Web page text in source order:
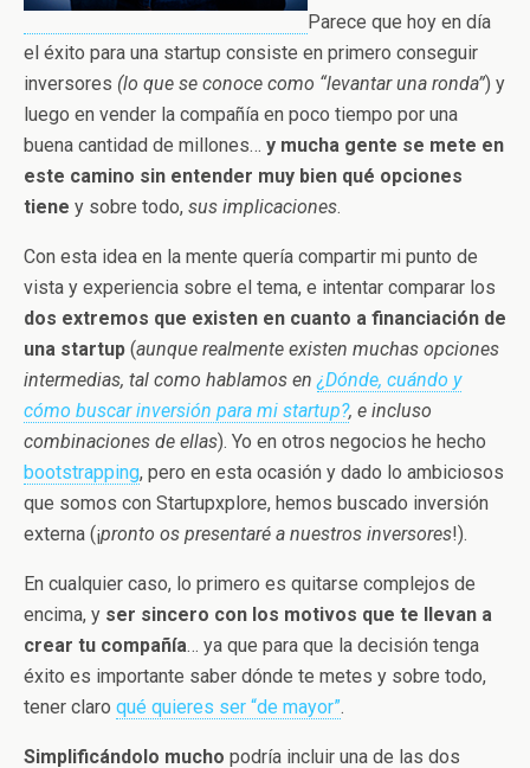
Parece que hoy en día
el éxito para una startup consiste en primero conseguir
inversores (lo que se conoce como “levantar una ronda”) y
luego en vender la compañía en poco tiempo por una
buena cantidad de millones… y mucha gente se mete en
este camino sin entender muy bien qué opciones
tiene y sobre todo, sus implicaciones.
Con esta idea en la mente quería compartir mi punto de
vista y experiencia sobre el tema, e intentar comparar los
dos extremos que existen en cuanto a financiación de
una startup (aunque realmente existen muchas opciones
intermedias, tal como hablamos en ¿Dónde, cuándo y
cómo buscar inversión para mi startup?, e incluso
combinaciones de ellas). Yo en otros negocios he hecho
bootstrapping, pero en esta ocasión y dado lo ambiciosos
que somos con Startupxplore, hemos buscado inversión
externa (¡pronto os presentaré a nuestros inversores!).
En cualquier caso, lo primero es quitarse complejos de
encima, y ser sincero con los motivos que te llevan a
crear tu compañía… ya que para que la decisión tenga
éxito es importante saber dónde te metes y sobre todo,
tener claro qué quieres ser “de mayor”.
Simplificándolo mucho podría incluir una de las dos